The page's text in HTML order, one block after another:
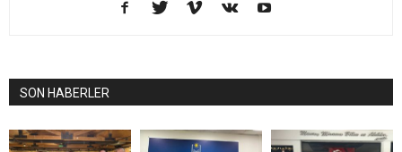
SON HABERLER